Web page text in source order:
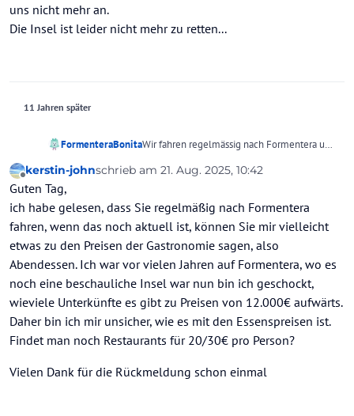
uns nicht mehr an.
Die Insel ist leider nicht mehr zu retten...
11 Jahren später
FormenteraBonitaWir fahren regelmässig nach Formentera und
und Entspannung. Teuer könnte ich jetzt nicht
teurer als hier. Es kommt halt immer darauf
an wo man hingeht oder was macht machen.
Aber dann darf ich nicht in Urlaub fahren.
Würde es immer noch so billig sein wie
damals zu DM Zeiten, ich glaube dann hätte
man dort viel zu viele Touris.
Offline
kerstin-johnschrieb am 21. Aug. 2025, 10:42
zuletzt editiert von
Guten Tag,
ich habe gelesen, dass Sie regelmäßig nach Formentera
fahren, wenn das noch aktuell ist, können Sie mir vielleicht
etwas zu den Preisen der Gastronomie sagen, also
Abendessen. Ich war vor vielen Jahren auf Formentera, wo es
noch eine beschauliche Insel war nun bin ich geschockt,
wieviele Unterkünfte es gibt zu Preisen von 12.000€ aufwärts.
Daher bin ich mir unsicher, wie es mit den Essenspreisen ist.
Findet man noch Restaurants für 20/30€ pro Person?
Vielen Dank für die Rückmeldung schon einmal